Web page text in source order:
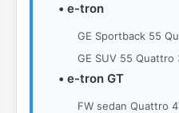
• e-tron
GE Sportback 55
GE SUV 55 Quattro
• e-tron GT
FW sedan Quattro